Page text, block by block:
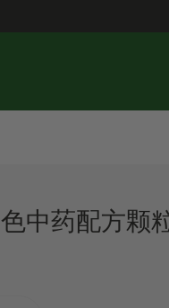
中药配方颗